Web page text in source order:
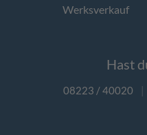
Werksverkauf
Hast
08223 / 40020 |